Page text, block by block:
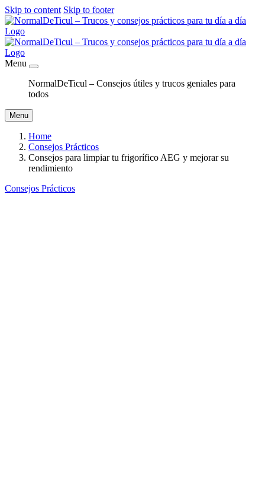
Skip to content Skip to footer
Menu
NormalDeTicul – Consejos útiles y trucos geniales para
todos
Menu
Home
Consejos Prácticos
Consejos para limpiar tu frigorífico AEG y mejorar su
rendimiento
Consejos Prácticos